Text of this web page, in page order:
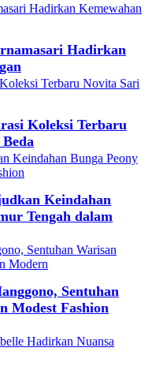
Hadirkan
Koleksi Terbaru
Keindahan
Tengah dalam
Sentuhan
Modest Fashion